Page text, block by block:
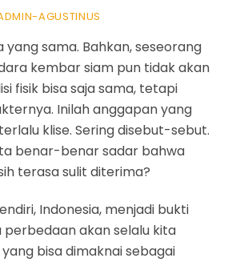
AGUSTINUS
yang sama. Bahkan, seseorang
kembar siam pun tidak akan
fisik bisa saja sama, tetapi
Inilah anggapan yang
klise. Sering disebut-sebut.
benar-benar sadar bahwa
terasa sulit diterima?
Indonesia, menjadi bukti
akan selalu kita
bisa dimaknai sebagai